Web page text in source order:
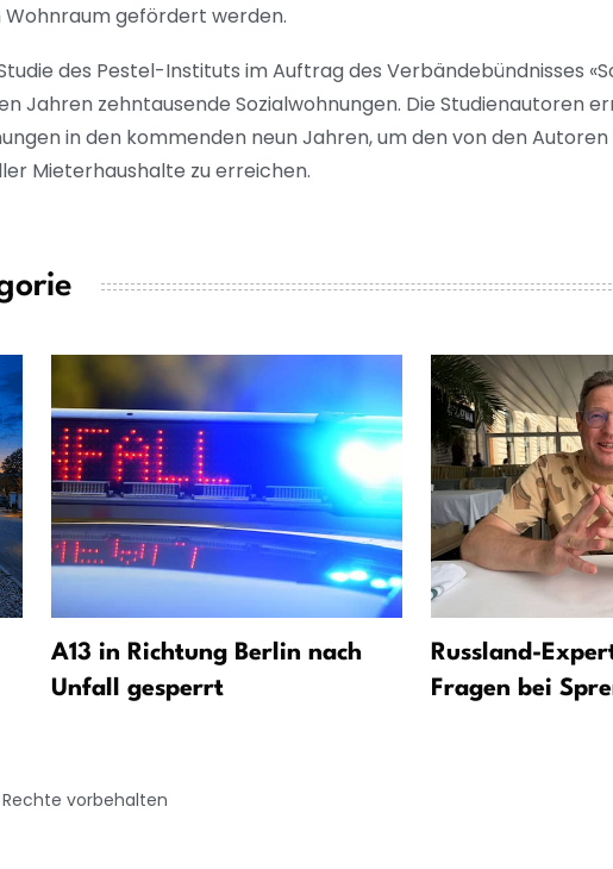
Wohnraum gefördert werden.
des Pestel-Instituts im Auftrag des Verbändebündnisses
Jahren zehntausende Sozialwohnungen. Die Studienautoren
in den kommenden neun Jahren, um den von den
Mieterhaushalte zu erreichen.
A13 in Richtung Berlin nach
Unfall gesperrt
Russland-
Fragen bei
vorbehalten